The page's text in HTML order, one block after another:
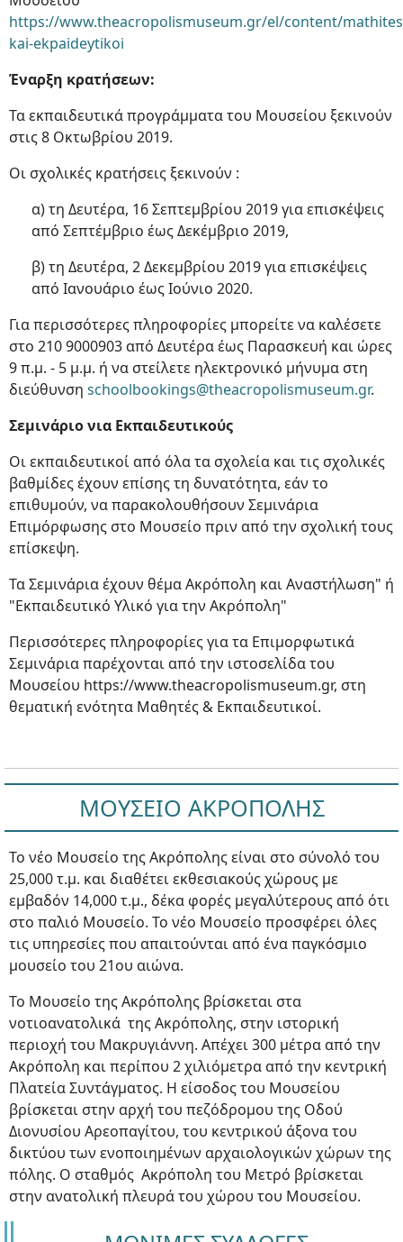
https://www.theacropolismuseum.gr/el/content/
kai-ekpaideytikoi
Έναρξη κρατήσεων:
Τα εκπαιδευτικά προγράμματα του Μουσείου ξεκινούν
στις 8 Οκτωβρίου 2019.
Οι σχολικές κρατήσεις ξεκινούν :
α) τη Δευτέρα, 16 Σεπτεμβρίου 2019 για επισκέψεις
από Σεπτέμβριο έως Δεκέμβριο 2019,
β) τη Δευτέρα, 2 Δεκεμβρίου 2019 για επισκέψεις
από Ιανουάριο έως Ιούνιο 2020.
Για περισσότερες πληροφορίες μπορείτε να καλέσετε
στο 210 9000903 από Δευτέρα έως Παρασκευή και ώρες
9 π.μ. - 5 μ.μ. ή να στείλετε ηλεκτρονικό μήνυμα στη
διεύθυνση schoolbookings@theacropolismuseum.gr.
Σεμινάριο νια Εκπαιδευτικούς
Οι εκπαιδευτικοί από όλα τα σχολεία και τις σχολικές
βαθμίδες έχουν επίσης τη δυνατότητα, εάν το
επιθυμούν, να παρακολουθήσουν Σεμινάρια
Επιμόρφωσης στο Μουσείο πριν από την σχολική τους
επίσκεψη.
Τα Σεμινάρια έχουν θέμα Ακρόπολη και Αναστήλωση" ή
"Εκπαιδευτικό Υλικό για την Ακρόπολη"
Περισσότερες πληροφορίες για τα Επιμορφωτικά
Σεμινάρια παρέχονται από την ιστοσελίδα του
Μουσείου https://www.theacropolismuseum.gr, στη
θεματική ενότητα Μαθητές & Εκπαιδευτικοί.
ΜΟΥΣΕΙΟ ΑΚΡΟΠΟΛΗΣ
Το νέο Μουσείο της Ακρόπολης είναι στο σύνολό του
25,000 τ.μ. και διαθέτει εκθεσιακούς χώρους με
εμβαδόν 14,000 τ.μ., δέκα φορές μεγαλύτερους από ότι
στο παλιό Μουσείο. Το νέο Μουσείο προσφέρει όλες
τις υπηρεσίες που απαιτούνται από ένα παγκόσμιο
μουσείο του 21ου αιώνα.
Το Μουσείο της Ακρόπολης βρίσκεται στα
νοτιοανατολικά της Ακρόπολης, στην ιστορική
περιοχή του Μακρυγιάννη. Απέχει 300 μέτρα από την
Ακρόπολη και περίπου 2 χιλιόμετρα από την κεντρική
Πλατεία Συντάγματος. Η είσοδος του Μουσείου
βρίσκεται στην αρχή του πεζόδρομου της Οδού
Διονυσίου Αρεοπαγίτου, του κεντρικού άξονα του
δικτύου των ενοποιημένων αρχαιολογικών χώρων της
πόλης. Ο σταθμός Ακρόπολη του Μετρό βρίσκεται
στην ανατολική πλευρά του χώρου του Μουσείου.